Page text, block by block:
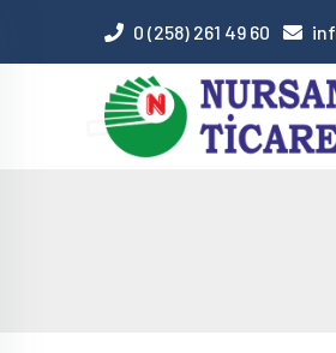
0 (258) 261 49 60